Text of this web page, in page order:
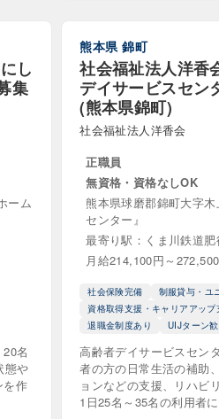
UIJターン歓迎
定年なし
新卒歓迎
度あり
規オープン
し
集
ーム
名
態や
を作
熊本県 錦町
社会福祉法人洋香
デイサービスセン
(熊本県錦町)
社会福祉法人洋香会
正職員
無資格・資格なしOK
熊本県球磨郡錦町大字
センター』
最寄り駅：くま川鉄道肥
月給214,100円～
社会保険完備 制服貸与・ユ
資格取得支援・キャリアアップ
退職金制度あり
UIJターン
高齢者デイサービスセン
者の方の日常生活の補助
ョンなどの支援、リハビ
1日25名～35名の利用者